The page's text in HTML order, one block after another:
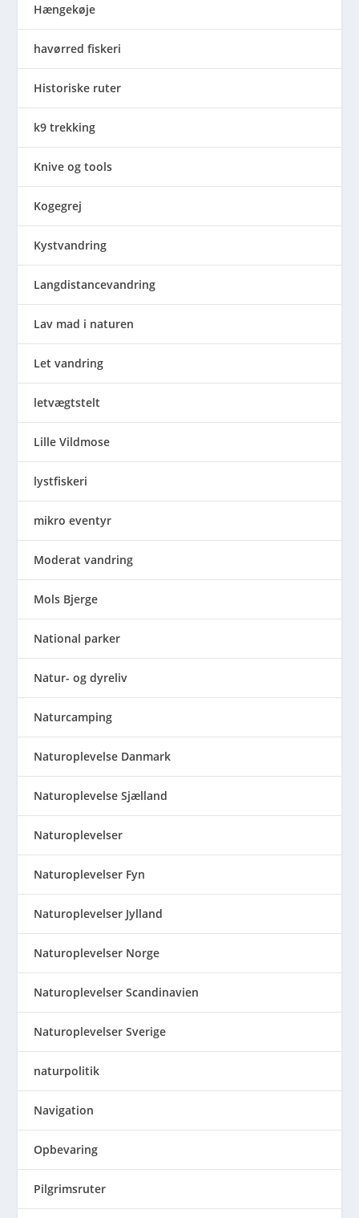
Hængekøje
havørred fiskeri
Historiske ruter
k9 trekking
Knive og tools
Kogegrej
Kystvandring
Langdistancevandring
Lav mad i naturen
Let vandring
letvægtstelt
Lille Vildmose
lystfiskeri
mikro eventyr
Moderat vandring
Mols Bjerge
National parker
Natur- og dyreliv
Naturcamping
Naturoplevelse Danmark
Naturoplevelse Sjælland
Naturoplevelser
Naturoplevelser Fyn
Naturoplevelser Jylland
Naturoplevelser Norge
Naturoplevelser Scandinavien
Naturoplevelser Sverige
naturpolitik
Navigation
Opbevaring
Pilgrimsruter